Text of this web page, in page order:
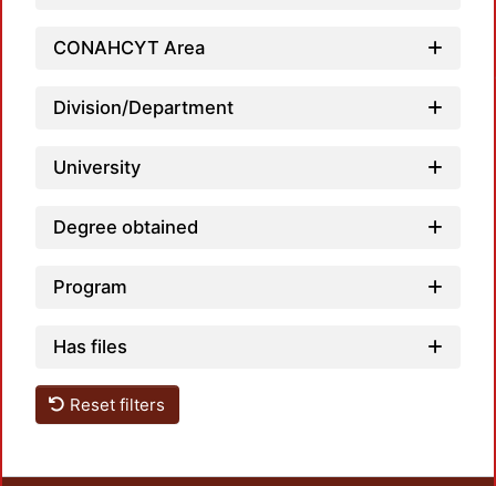
CONAHCYT Area
Division/Department
University
Degree obtained
Program
Has files
Reset filters